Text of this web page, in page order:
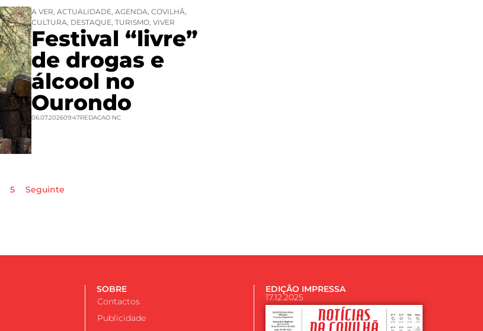
A VER, ACTUALIDADE, AGENDA, COVILHÃ,
CULTURA, DESTAQUE, TURISMO, VIVER
Festival “livre”
de drogas e
álcool no
Ourondo
06.07.202609:47REDACAO NC
5 Seguinte
SOBRE
Contactos
Publicidade
EDIÇÃO IMPRESSA
17.12.2025